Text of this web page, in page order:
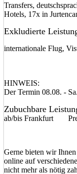
Transfers,
Hotels, 17x in
Exkludierte
internationale Flug,
HINWEIS:
Der Termin 08.08. -
Zubuchbare
ab/bis Frankfurt
Gerne bieten wir
online auf
nicht mehr als nötig